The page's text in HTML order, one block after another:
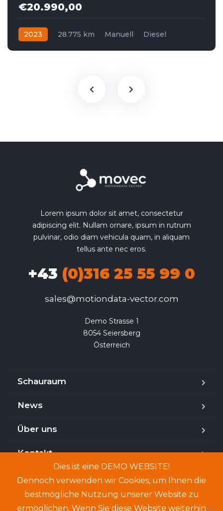
€20.990,00
2023 28.775 km Manuell
Diesel
Lorem ipsum dolor sit amet, consectetur
adipiscing elit. Nullam ornare, ipsum in rutrum
pulvinar, odio diam vehicula quam, in aliquam
tellus ante nec eros.
+43 (0)316 25 55 99 0
sales@motiondata-vector.com
Demo Strasse 1
8054 Seiersberg
Österreich
Schauraum
News
Über uns
Kontakt
Copyright © 2024. Demo-Website. Genannte Personen
Dies ist eine DEMO WEBSITE!
Dennoch verwenden wir Cookies, um Ihnen die
bestmögliche Nutzung unserer Website zu
ermöglichen. Wenn Sie diese Website weiterhin